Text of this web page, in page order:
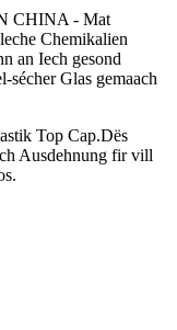
CHINA - Mat
Chemikalien
an Iech gesond
sécher Glas gemaach
Top Cap.Dës
Ausdehnung fir vill